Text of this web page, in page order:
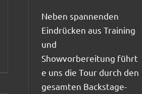
Neben spannenden
Eindrücken aus Training
und
Showvorbereitung führt
e uns die Tour durch den
gesamten Backstage-